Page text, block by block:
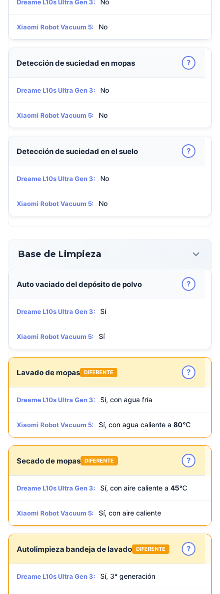
Dreame L10s Ultra Gen 3: No
Xiaomi Robot Vacuum 5: No
Detección de suciedad en mopas ?
Dreame L10s Ultra Gen 3: No
Xiaomi Robot Vacuum 5: No
Detección de suciedad en el suelo ?
Dreame L10s Ultra Gen 3: No
Xiaomi Robot Vacuum 5: No
Base de Limpieza
Auto vaciado del depósito de polvo ?
Dreame L10s Ultra Gen 3: Sí
Xiaomi Robot Vacuum 5: Sí
Lavado de mopas DIFERENTE ?
Dreame L10s Ultra Gen 3: Sí, con agua fría
Xiaomi Robot Vacuum 5: Sí, con agua caliente a 80°C
Secado de mopas DIFERENTE ?
Dreame L10s Ultra Gen 3: Sí, con aire caliente a 45°C
Xiaomi Robot Vacuum 5: Sí, con aire caliente
Autolimpieza bandeja de lavado DIFERENTE ?
Dreame L10s Ultra Gen 3: Sí, 3° generación